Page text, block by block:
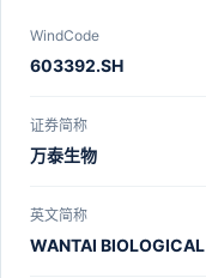
WindCode
603392.SH
证券简称
万泰生物
英文简称
WANTAI BIOLOGICAL